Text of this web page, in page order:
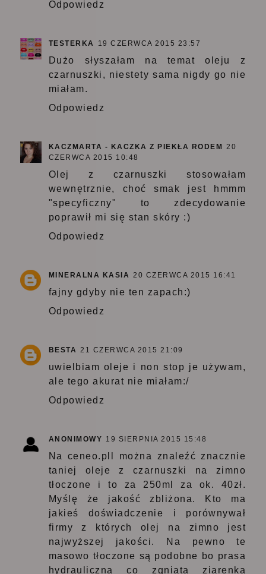
Odpowiedz
TESTERKA 19 CZERWCA 2015 23:57
Dużo słyszałam na temat oleju z
czarnuszki, niestety sama nigdy go nie
miałam.
Odpowiedz
KACZMARTA - KACZKA Z PIEKŁA RODEM 20
CZERWCA 2015 10:48
Olej z czarnuszki stosowałam
wewnętrznie, choć smak jest hmmm
"specyficzny" to zdecydowanie
poprawił mi się stan skóry :)
Odpowiedz
MINERALNA KASIA 20 CZERWCA 2015 16:41
fajny gdyby nie ten zapach:)
Odpowiedz
BESTA 21 CZERWCA 2015 21:09
uwielbiam oleje i non stop je używam,
ale tego akurat nie miałam:/
Odpowiedz
ANONIMOWY 19 SIERPNIA 2015 15:48
Na ceneo.pll można znaleźć znacznie
taniej oleje z czarnuszki na zimno
tłoczone i to za 250ml za ok. 40zł.
Myślę że jakość zbliżona. Kto ma
jakieś doświadczenie i porównywał
firmy z których olej na zimno jest
najwyższej jakości. Na pewno te
masowo tłoczone są podobne bo prasa
hydrauliczna co zgniata ziarenka